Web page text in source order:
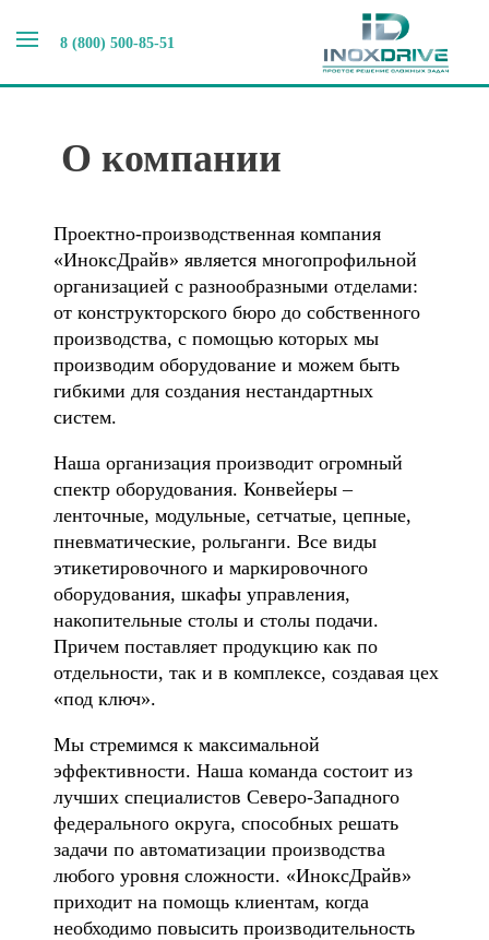
8 (800) 500-85-51
Главная > О компании
О компании
Проектно-производственная компания
«ИноксДрайв» является многопрофильной
организацией с разнообразными отделами:
от конструкторского бюро до собственного
производства, с помощью которых мы
производим оборудование и можем быть
гибкими для создания нестандартных
систем.
Наша организация производит огромный
спектр оборудования. Конвейеры –
ленточные, модульные, сетчатые, цепные,
пневматические, рольганги. Все виды
этикетировочного и маркировочного
оборудования, шкафы управления,
накопительные столы и столы подачи.
Причем поставляет продукцию как по
отдельности, так и в комплексе, создавая цех
«под ключ».
Мы стремимся к максимальной
эффективности. Наша команда состоит из
лучших специалистов Северо-Западного
федерального округа, способных решать
задачи по автоматизации производства
любого уровня сложности. «ИноксДрайв»
приходит на помощь клиентам, когда
необходимо повысить производительность